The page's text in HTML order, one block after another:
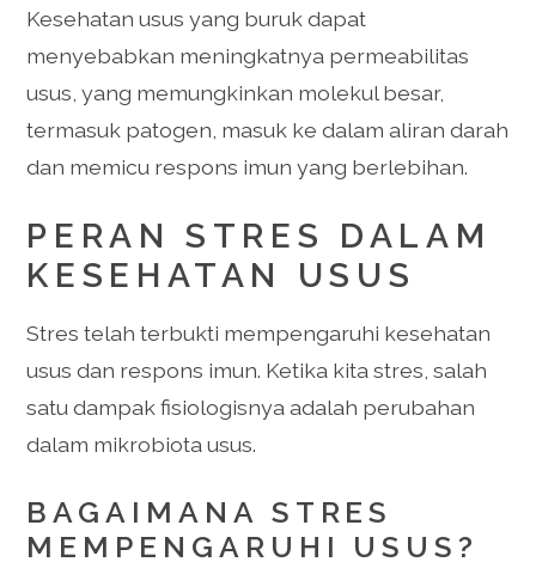
Kesehatan usus yang buruk dapat
menyebabkan meningkatnya permeabilitas
usus, yang memungkinkan molekul besar,
termasuk patogen, masuk ke dalam aliran darah
dan memicu respons imun yang berlebihan.
PERAN STRES DALAM
KESEHATAN USUS
Stres telah terbukti mempengaruhi kesehatan
usus dan respons imun. Ketika kita stres, salah
satu dampak fisiologisnya adalah perubahan
dalam mikrobiota usus.
BAGAIMANA STRES
MEMPENGARUHI USUS?